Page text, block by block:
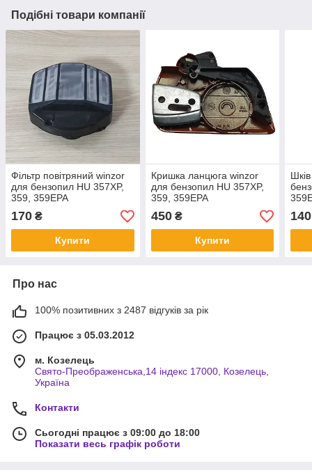
Подібні товари компанії
Фільтр повітряний winzor
для бензопил HU 357XP,
359, 359EPA
170 ₴
Купити
Кришка ланцюга winzor
для бензопил HU 357XP,
359, 359EPA
450₴
Купити
140
Про нас
100% позитивних з 2487 відгуків за рік
Працює з 05.03.2012
м. Козелець
Свято-Преображенська,14 індекс 17000, Козелець,
Україна
Контакти
Сьогодні працює з 09:00 до 18:00
Показати весь графік роботи